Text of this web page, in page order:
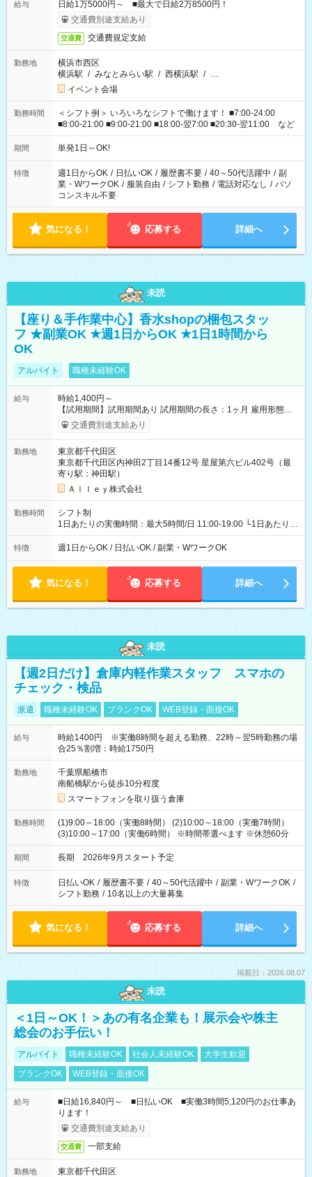
給与
日給1万5000円～ ■最大で日給2万8500円！
交通費別途支給あり
交通費 交通費規定支給
勤務地
横浜市西区
横浜駅 / みなとみらい駅 / 西横浜駅 / …
イベント会場
勤務時間
＜シフト例＞ いろいろなシフトで働けます！ ■7:00-24:00
■8:00-21:00 ■9:00-21:00 ■18:00-翌7:00 ■20:30-翌11:00 など
期間 単発1日～OK!
特徴 週1日からOK / 日払いOK / 履歴書不要 / 40～50代活躍中 / 副
業・WワークOK / 服装自由 / シフト勤務 / 電話対応なし / パソ
コンスキル不要
気になる！ 応募する 詳細へ
未読
【座り＆手作業中心】香水shopの梱包スタッ
フ ★副業OK ★週1日からOK ★1日1時間から
OK
アルバイト 職種未経験OK
給与
時給1,400円～
【試用期間】試用期間あり 試用期間の長さ：1ヶ月 雇用形態、
給与は本採用時と同じです。
交通費別途支給あり
勤務地
東京都千代田区
東京都千代田区内神田2丁目14番12号 星屋第六ビル402号（最
寄り駅：神田駅）
Ａｌｌｅｙ株式会社
勤務時間
シフト制
1日あたりの実働時間：最大5時間/日 11:00-19:00 └1日あたりの
実働時間：1-5時間 └上記の時間帯内であれば、いつでも勤務可
能！ └平日・土曜日の中で、お好きな曜日でご勤務いただけま
18:00 などのように、自由な働き方が可能なお仕事です！
特徴 週1日からOK / 日払いOK / 副業・WワークOK
気になる！ 応募する 詳細へ
未読
【週2日だけ】倉庫内軽作業スタッフ スマホの
チェック・検品
派遣 職種未経験OK ブランクOK WEB登録・面接OK
給与
時給1400円 ※実働8時間を超える勤務、22時～翌5時勤務の場
合25％割増：時給1750円
勤務地
千葉県船橋市
南船橋駅から徒歩10分程度
スマートフォンを取り扱う倉庫
勤務時間
(1)9:00～18:00（実働8時間） (2)10:00～18:00（実働7時間）
(3)10:00～17:00（実働6時間） ※時間帯選べます ※休憩60分
期間 長期 2026年9月スタート予定
特徴 日払いOK / 履歴書不要 / 40～50代活躍中 / 副業・WワークOK /
シフト勤務 / 10名以上の大量募集
気になる！ 応募する 詳細へ
掲載日：2026.08.07
未読
＜1日～OK！＞あの有名企業も！展示会や株主
総会のお手伝い！
アルバイト 職種未経験OK 社会人未経験OK
大学生歓迎
ブランクOK
WEB登録・面接OK
給与
■日給16,840円～ ■日払いOK ■実働3時間5,120円のお仕事あ
ります！
交通費別途支給あり
交通費 一部支給
勤務地
東京都千代田区